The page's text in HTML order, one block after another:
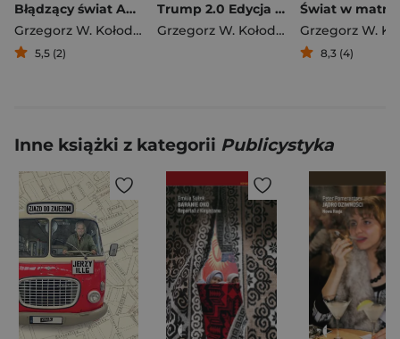
Błądzący świat Absurd i rozsądek w ekonomii i polityce
Grzegorz W. Kołodko
5,5 (2)
Trump 2.0 Edycja limitowana z autografem
Grzegorz W. Kołodko
8,3 (4)
Inne książki z kategorii Publicystyka